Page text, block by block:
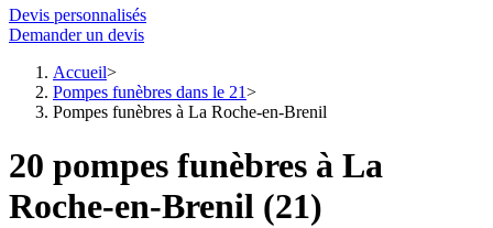
Devis personnalisés
Demander un devis
Accueil
Pompes funèbres dans le 21
Pompes funèbres à La Roche-en-Brenil
20 pompes funèbres à La
Roche-en-Brenil (21)